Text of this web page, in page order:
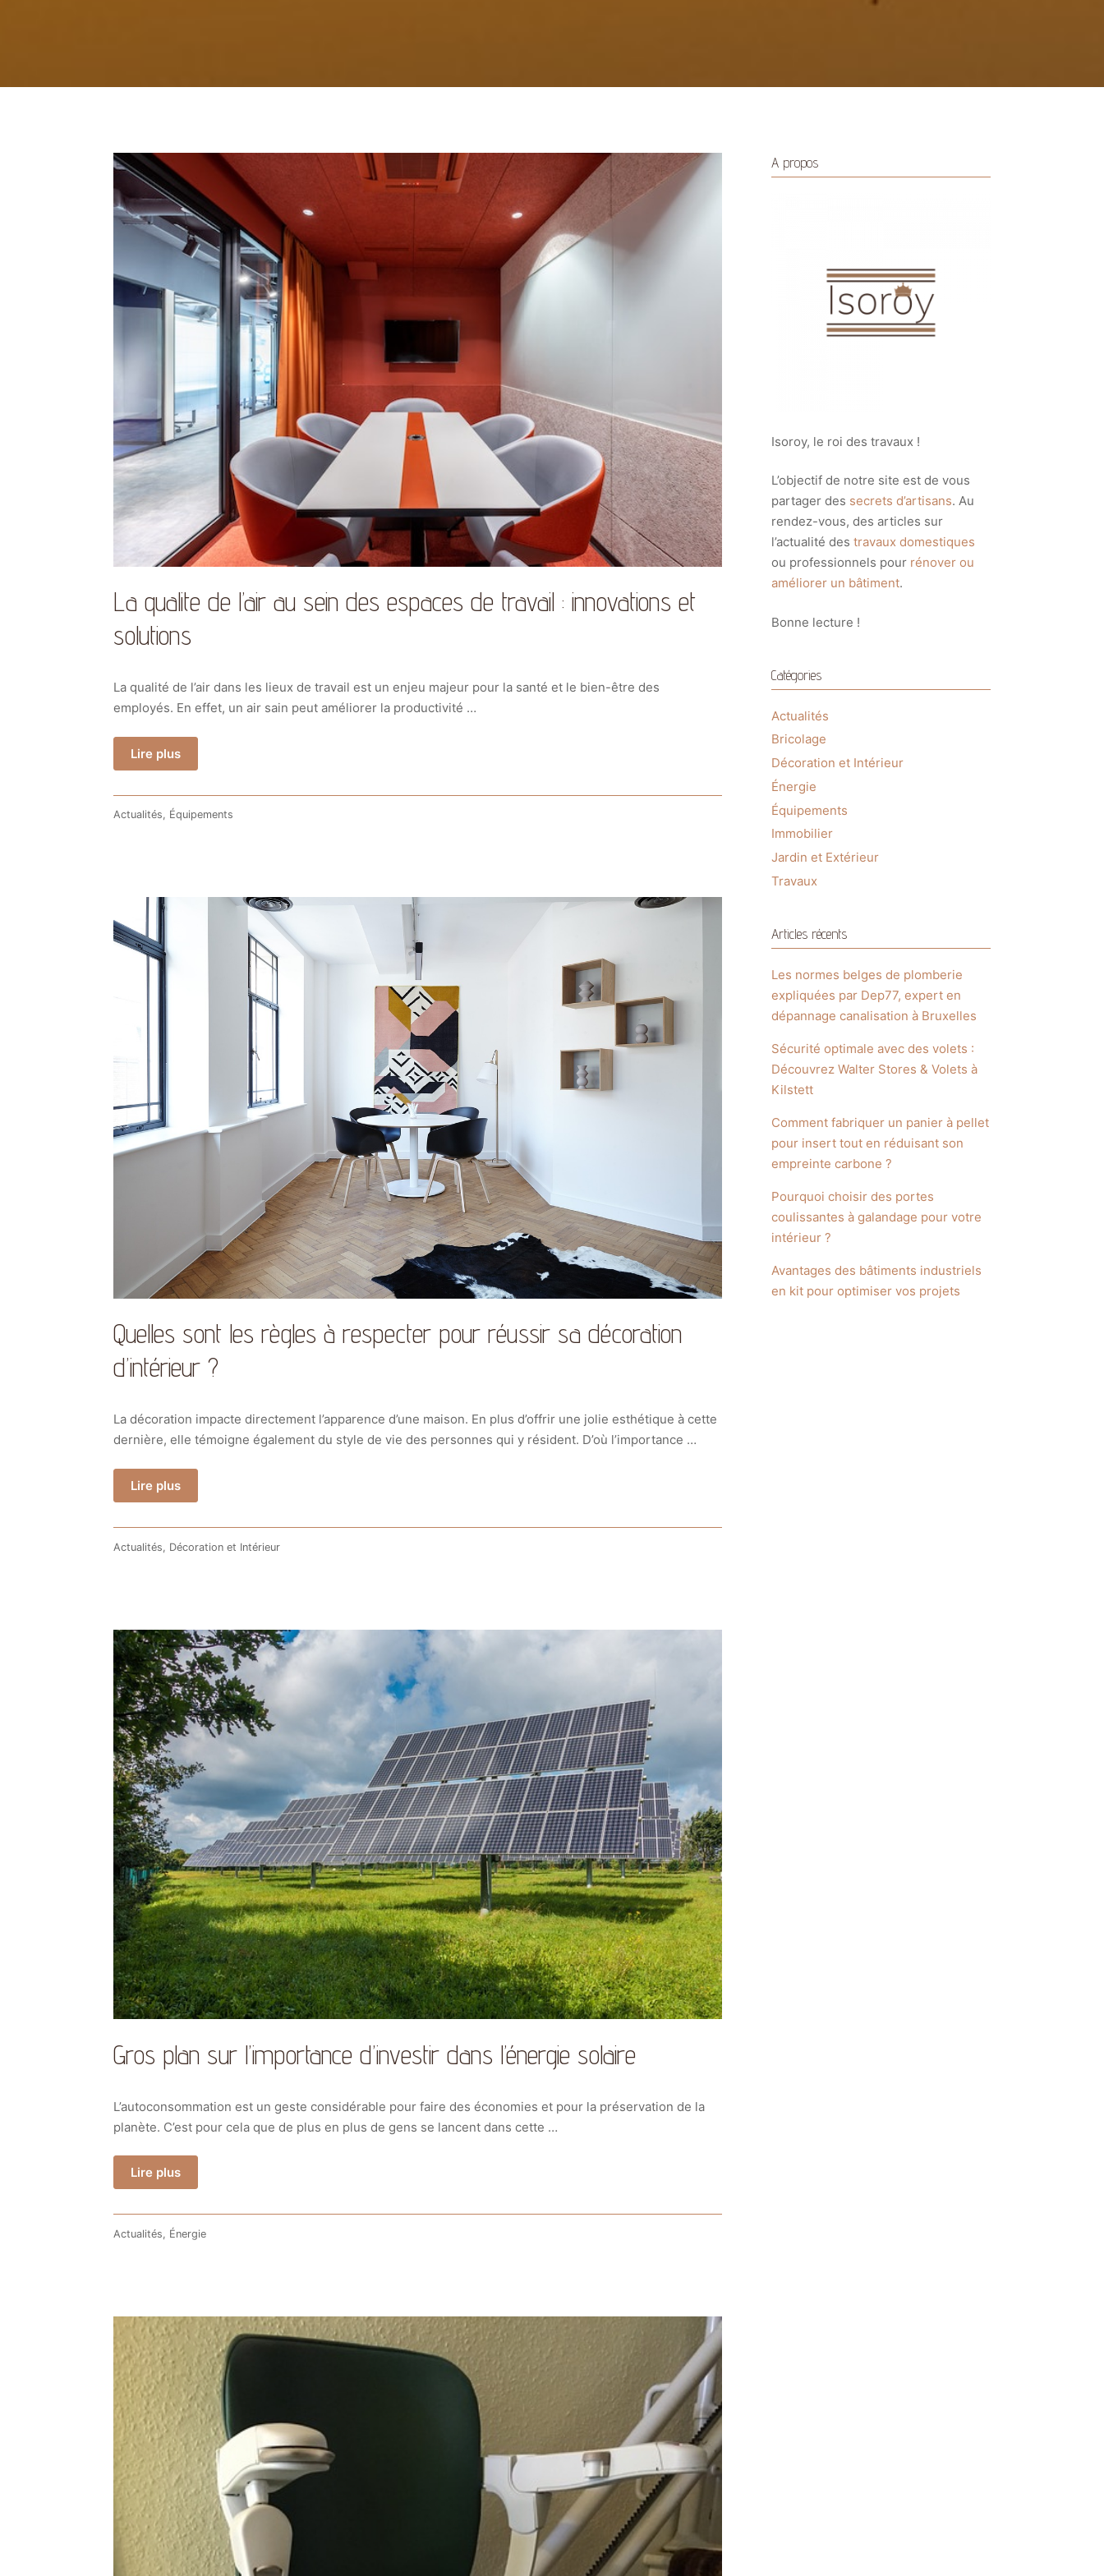
La qualite de l’air au sein des espaces de travail : innovations et
solutions
La qualité de l’air dans les lieux de travail est un enjeu majeur pour la santé et le bien-être des
employés. En effet, un air sain peut améliorer la productivité …
Lire plus
Actualités, Équipements
Quelles sont les règles à respecter pour réussir sa décoration
d’intérieur ?
La décoration impacte directement l’apparence d’une maison. En plus d’offrir une jolie esthétique à cette
dernière, elle témoigne également du style de vie des personnes qui y résident. D’où l’importance …
Lire plus
Actualités, Décoration et Intérieur
Gros plan sur l’importance d’investir dans l’énergie solaire
L’autoconsommation est un geste considérable pour faire des économies et pour la préservation de la
planète. C’est pour cela que de plus en plus de gens se lancent dans cette …
Lire plus
Actualités, Énergie
A propos
Isoroy, le roi des travaux !
L’objectif de notre site est de vous
partager des secrets d’artisans. Au
rendez-vous, des articles sur
l’actualité des travaux domestiques
ou professionnels pour rénover ou
améliorer un bâtiment.
Bonne lecture !
Catégories
Actualités
Bricolage
Décoration et Intérieur
Énergie
Équipements
Immobilier
Jardin et Extérieur
Travaux
Articles récents
Les normes belges de plomberie
expliquées par Dep77, expert en
dépannage canalisation à Bruxelles
Sécurité optimale avec des volets :
Découvrez Walter Stores & Volets à
Kilstett
Comment fabriquer un panier à pellet
pour insert tout en réduisant son
empreinte carbone ?
Pourquoi choisir des portes
coulissantes à galandage pour votre
intérieur ?
Avantages des bâtiments industriels
en kit pour optimiser vos projets